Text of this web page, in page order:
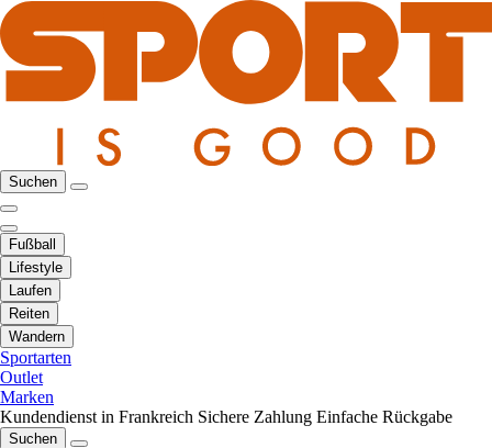
Suchen
Fußball
Lifestyle
Laufen
Reiten
Wandern
Sportarten
Outlet
Marken
Kundendienst in Frankreich Sichere Zahlung Einfache Rückgabe
Suchen